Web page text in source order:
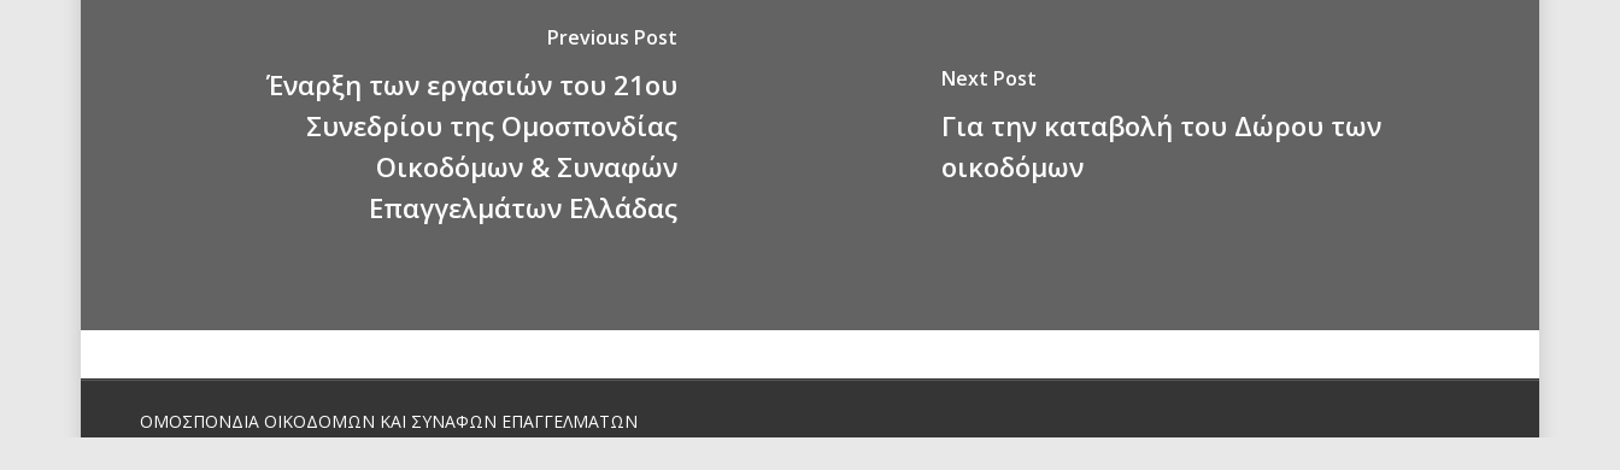
Previous Post
Έναρξη των εργασιών του 21ου
Συνεδρίου της Ομοσπονδίας
Οικοδόμων & Συναφών
Επαγγελμάτων Ελλάδας
Next Post
Για την καταβολή του Δώρου των
οικοδόμων
ΟΜΟΣΠΟΝΔΙΑ ΟΙΚΟΔΟΜΩΝ ΚΑΙ ΣΥΝΑΦΩΝ ΕΠΑΓΓΕΛΜΑΤΩΝ